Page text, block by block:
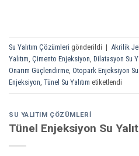
Su Yalıtım Çözümleri gönderildi | Akrilik Jel
Yalıtım, Çimento Enjeksiyon, Dilatasyon Su
Onarım Güçlendirme, Otopark Enjeksiyon Su
Enjeksiyon, Tünel Su Yalıtım etiketlendi
SU YALITIM ÇÖZÜMLERI
Tünel Enjeksiyon Su